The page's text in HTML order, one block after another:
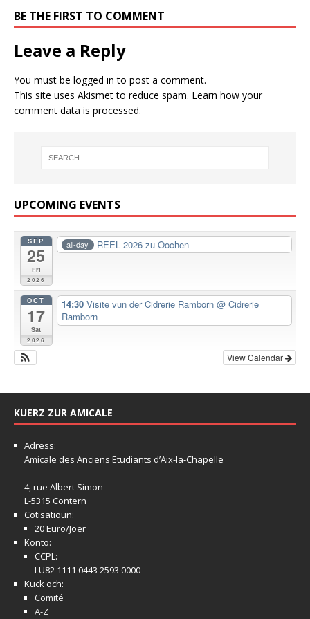
BE THE FIRST TO COMMENT
Leave a Reply
You must be logged in to post a comment.
This site uses Akismet to reduce spam. Learn how your
comment data is processed.
UPCOMING EVENTS
SEP
25
Fri
2026
all-day REEL 2026 zu Oochen
OCT
17
Sat
2026
14:30 Visite vun der Cidrerie Ramborn @ Cidrerie
Ramborn
View Calendar
KUERZ ZUR AMICALE
Adress:
Amicale des Anciens Etudiants d’Aix-la-Chapelle
4, rue Albert Simon
L-5315 Contern
Cotisatioun:
20 Euro/Joër
Konto:
CCPL:
LU82 1111 0443 2593 0000
Kuck och:
Comité
A-Z